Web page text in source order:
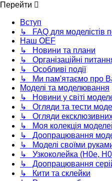
Перейти
Вступ
↳ FAQ для моделістів
Наш OEF
↳ Новини та плани
↳ Організаційні
↳ Особливі події
↳ Ми пам'ятаємо про
Моделі та моделювання
↳ Новини у світі
↳ Огляди та тести
↳ Огляди
↳ Моя колекція
↳ Доопрацювання
↳ Моделі своїми
↳ Узкоколейка (H0e,
↳ Доопрацювання
↳ Кити та склейки